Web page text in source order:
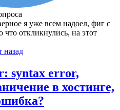
я уже всем надоел, фиг с
откликнулись, на этот
назад
syntax error,
в хостинге,